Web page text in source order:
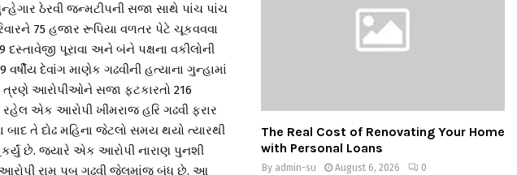
ઠેરવી જન્મટીપની સજા સાથે પાંચ પાંચ
75 હજાર રૂપિયા વળતર પેટે ચૂકવવવા
પૂરાવા અને બંને પક્ષના વકીલોની
વર્ષીય દેવાંગ માણેક ગઢવીની હત્યાના ગુન્હામાં
ત્રણે આરોપીઓને સજા ફટકારતો 216
એક આરોપી ખીમરાજ હરિ ગઢવી ફરાર
તે દોઢ મહિના જેટલો સમય થયો ત્યારથી
છે. જ્યારે એક આરોપી નારાણ પુનશી
રામ પબુ ગઢવી જેલમાંજ બંધ છે. આ
The Real Cost of Renovating Your Home
with Personal Loans
By admin-su August 6, 2026 0